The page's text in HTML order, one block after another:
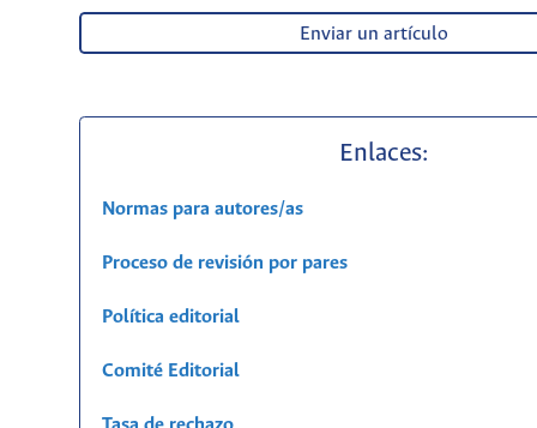
Enviar un artículo
Enlaces:
Normas para autores/as
Proceso de revisión por pares
Política editorial
Comité Editorial